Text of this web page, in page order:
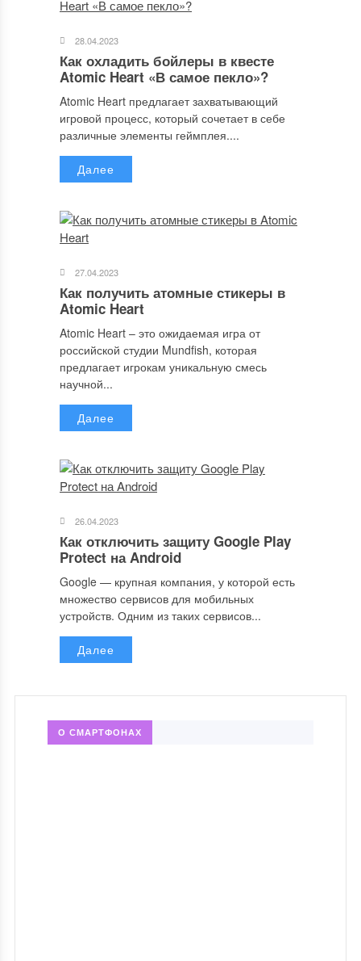
28.04.2023
Как охладить бойлеры в квесте
Atomic Heart «В самое пекло»?
Atomic Heart предлагает захватывающий
игровой процесс, который сочетает в себе
различные элементы геймплея....
Далее
27.04.2023
Как получить атомные стикеры в
Atomic Heart
Atomic Heart – это ожидаемая игра от
российской студии Mundfish, которая
предлагает игрокам уникальную смесь
научной...
Далее
26.04.2023
Как отключить защиту Google Play
Protect на Android
Google — крупная компания, у которой есть
множество сервисов для мобильных
устройств. Одним из таких сервисов...
Далее
О СМАРТФОНАХ